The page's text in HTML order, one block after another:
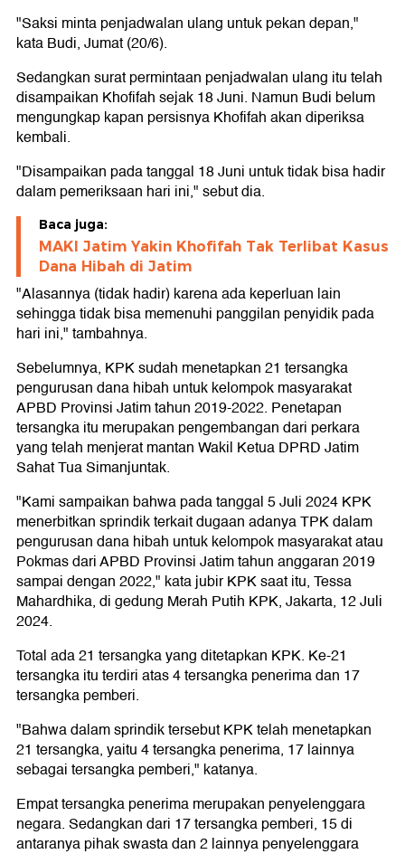
"Saksi minta penjadwalan ulang untuk pekan depan,"
kata Budi, Jumat (20/6).
Sedangkan surat permintaan penjadwalan ulang itu telah
disampaikan Khofifah sejak 18 Juni. Namun Budi belum
mengungkap kapan persisnya Khofifah akan diperiksa
kembali.
"Disampaikan pada tanggal 18 Juni untuk tidak bisa hadir
dalam pemeriksaan hari ini," sebut dia.
Baca juga:
MAKI Jatim Yakin Khofifah Tak Terlibat Kasus
Dana Hibah di Jatim
"Alasannya (tidak hadir) karena ada keperluan lain
sehingga tidak bisa memenuhi panggilan penyidik pada
hari ini," tambahnya.
Sebelumnya, KPK sudah menetapkan 21 tersangka
pengurusan dana hibah untuk kelompok masyarakat
APBD Provinsi Jatim tahun 2019-2022. Penetapan
tersangka itu merupakan pengembangan dari perkara
yang telah menjerat mantan Wakil Ketua DPRD Jatim
Sahat Tua Simanjuntak.
"Kami sampaikan bahwa pada tanggal 5 Juli 2024 KPK
menerbitkan sprindik terkait dugaan adanya TPK dalam
pengurusan dana hibah untuk kelompok masyarakat atau
Pokmas dari APBD Provinsi Jatim tahun anggaran 2019
sampai dengan 2022," kata jubir KPK saat itu, Tessa
Mahardhika, di gedung Merah Putih KPK, Jakarta, 12 Juli
2024.
Total ada 21 tersangka yang ditetapkan KPK. Ke-21
tersangka itu terdiri atas 4 tersangka penerima dan 17
tersangka pemberi.
"Bahwa dalam sprindik tersebut KPK telah menetapkan
21 tersangka, yaitu 4 tersangka penerima, 17 lainnya
sebagai tersangka pemberi," katanya.
Empat tersangka penerima merupakan penyelenggara
negara. Sedangkan dari 17 tersangka pemberi, 15 di
antaranya pihak swasta dan 2 lainnya penyelenggara